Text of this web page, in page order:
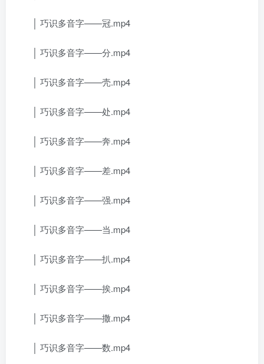
│ 巧识多音字——冠.mp4
│ 巧识多音字——分.mp4
│ 巧识多音字——壳.mp4
│ 巧识多音字——处.mp4
│ 巧识多音字——奔.mp4
│ 巧识多音字——差.mp4
│ 巧识多音字——强.mp4
│ 巧识多音字——当.mp4
│ 巧识多音字——扒.mp4
│ 巧识多音字——挨.mp4
│ 巧识多音字——撒.mp4
│ 巧识多音字——数.mp4